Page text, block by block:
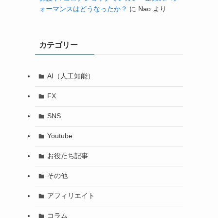
ォーマンスはどうなったか？ に Nao より
カテゴリー
AI（人工知能）
FX
SNS
Youtube
お役たち記事
その他
アフィリエイト
コラム